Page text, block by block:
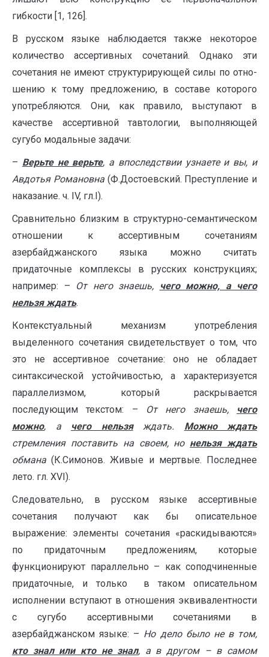
гибкости [1, 126].
В русском языке наблюдается также некоторое
количество ассертивных со­четаний. Однако эти
сочетания не имеют структурирующей силы по отно­
ше­нию к тому предложению, в составе которого
употребляются. Они, как пра­вило, выступают в
качестве ассертивной тавтологии, выполняющей
сугубо модальные задачи:
– Верьте не верьте, а впоследствии узнаете и вы, и
Авдотья Романовна(Ф.Достоевский. Преступление и
наказание. ч. IV, гл.I).
Сравнительно близким в структурно-семантическом
отношении к ассер­тивным сочетаниям
азербайджанского языка можно считать
придаточные комплексы в русских конструкциях;
например: –
От него знаешь,
чего можно, а чего
нельзя ждать.
Контекстуальный механизм употребления
выделенного сочетания свидетельствует о том, что
это не ассертивное сочетание: оно не обладает
синтаксической устойчивостью, а характеризуется
параллелизмом, который раскрывается
последующим текстом: –
От него знаешь,
чего
можно, а чего нельзяждать. Можно ждать
стремления поставить на своем, но нельзя ждать
обмана (К.Симонов. Живые и мертвые. Последнее
лето. гл. XVI).
Следовательно, в русском языке ассертивные
сочетания получают как бы описательное
выражение: элементы сочетания «раскидываются»
по прида­точ­ным предложениям, которые
функционируют параллельно – как соподчиненные
при­даточные, и только в таком описательном
исполнении вступают в отношения эквивалентности
с сугубо ассертивными сочетаниями в
азербайджанском языке: – Но дело было не в том,
кто знал или кто не знал, а в другом – в самом